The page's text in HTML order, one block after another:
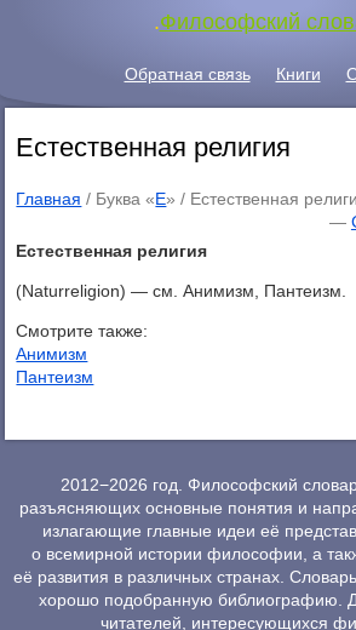
.Философский
Обратная связь Книги
Естественная религия
Главная / Буква «Е» / Естественная
—
Естественная религия
(Naturreligion) — см. Анимизм, Пантеизм.
Смотрите также:
Анимизм
Пантеизм
2012−2026 год. Философский
разъясняющих основные понятия и
излагающие главные идеи её
о всемирной истории философии, а
её развития в различных странах.
хорошо подобранную библиографию.
читателей, интересующихся